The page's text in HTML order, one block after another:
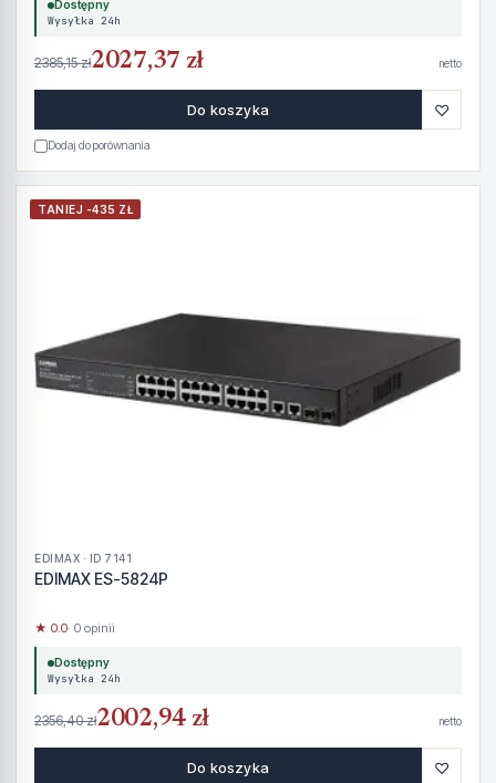
Dostępny
Wysyłka 24h
2385,15 zł2027,37 zł netto
Do koszyka ♡
Dodaj do porównania
TANIEJ -435 ZŁ
EDIMAX · ID 7141
EDIMAX ES-5824P
★ 0.0· 0 opinii
Dostępny
Wysyłka 24h
2356,40 zł2002,94 zł netto
Do koszyka ♡